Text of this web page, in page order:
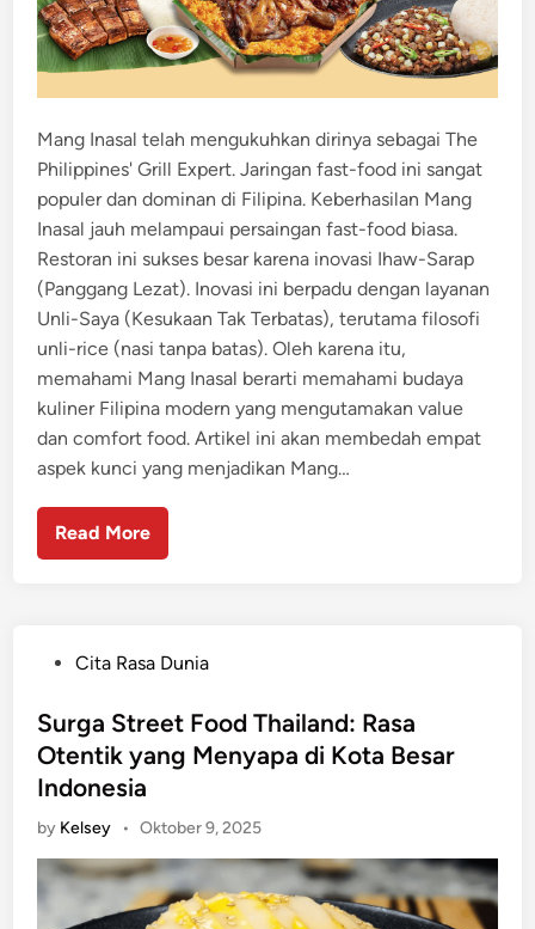
Mang Inasal telah mengukuhkan dirinya sebagai The
Philippines' Grill Expert. Jaringan fast-food ini sangat
populer dan dominan di Filipina. Keberhasilan Mang
Inasal jauh melampaui persaingan fast-food biasa.
Restoran ini sukses besar karena inovasi Ihaw-Sarap
(Panggang Lezat). Inovasi ini berpadu dengan layanan
Unli-Saya (Kesukaan Tak Terbatas), terutama filosofi
unli-rice (nasi tanpa batas). Oleh karena itu,
memahami Mang Inasal berarti memahami budaya
kuliner Filipina modern yang mengutamakan value
dan comfort food. Artikel ini akan membedah empat
aspek kunci yang menjadikan Mang…
Read More
s
t
e
i
n
Cita Rasa Dunia
Surga Street Food Thailand: Rasa
Otentik yang Menyapa di Kota Besar
Indonesia
by Kelsey • Oktober 9, 2025